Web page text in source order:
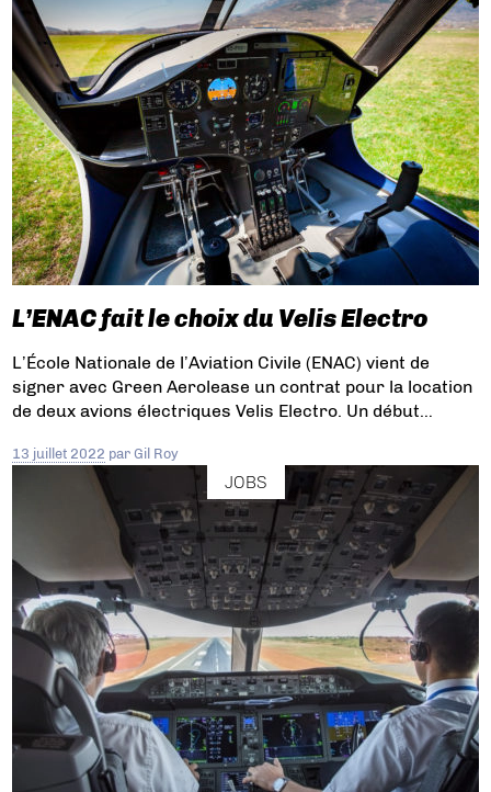
L’ENAC fait le choix du Velis Electro
L’École Nationale de l’Aviation Civile (ENAC) vient de
signer avec Green Aerolease un contrat pour la location
de deux avions électriques Velis Electro. Un début…
13 juillet 2022 parGil Roy
JOBS